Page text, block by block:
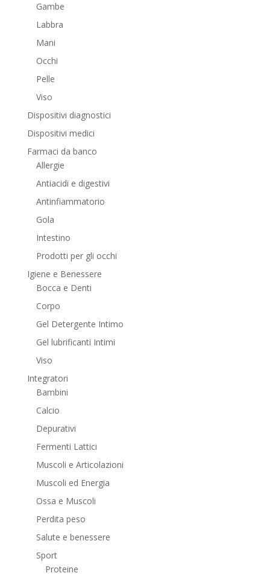
Gambe
Labbra
Mani
Occhi
Pelle
Viso
Dispositivi diagnostici
Dispositivi medici
Farmaci da banco
Allergie
Antiacidi e digestivi
Antinfiammatorio
Gola
Intestino
Prodotti per gli occhi
Igiene e Benessere
Bocca e Denti
Corpo
Gel Detergente Intimo
Gel lubrificanti Intimi
Viso
Integratori
Bambini
Calcio
Depurativi
Fermenti Lattici
Muscoli e Articolazioni
Muscoli ed Energia
Ossa e Muscoli
Perdita peso
Salute e benessere
Sport
Proteine